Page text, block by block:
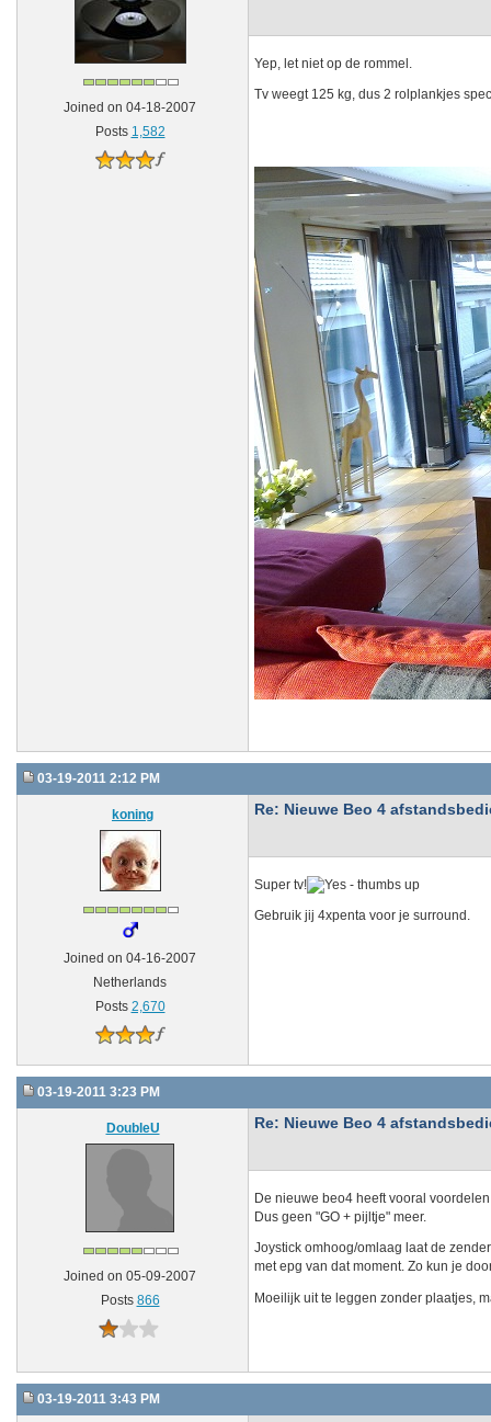
Joined on 04-18-2007
Posts 1,582
Yep, let niet op de rommel.
Tv weegt 125 kg, dus 2 rolplankjes
03-19-2011 2:12 PM
koning
Joined on 04-16-2007
Netherlands
Posts 2,670
Re: Nieuwe Beo 4
Super tv!
Gebruik jij 4xpenta voor je surround.
03-19-2011 3:23 PM
DoubleU
Joined on 05-09-2007
Posts 866
Re: Nieuwe Beo 4
De nieuwe beo4 heeft vooral
Dus geen "GO + pijltje" meer.
Joystick omhoog/omlaag laat de
met epg van dat moment. Zo kun je
Moeilijk uit te leggen zonder plaatjes,
03-19-2011 3:43 PM